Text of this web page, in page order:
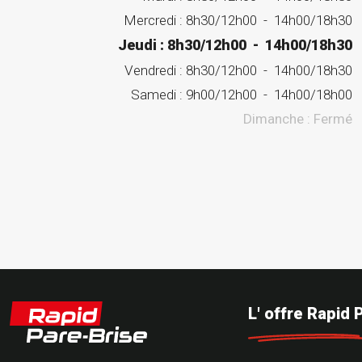
Mercredi : 8h30/12h00 - 14h00/18h30
Jeudi : 8h30/12h00 - 14h00/18h30
Vendredi : 8h30/12h00 - 14h00/18h30
Samedi : 9h00/12h00 - 14h00/18h00
Dimanche : Fermé
L' offre Rapid